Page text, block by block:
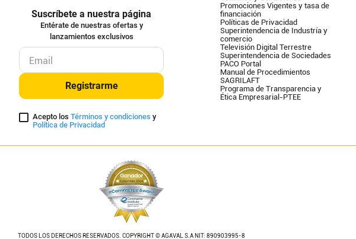
Suscríbete a nuestra página
Entérate de nuestras ofertas y
lanzamientos exclusivos
Registrarme
Acepto los Términos y condiciones y
Política de Privacidad
Promociones Vigentes y tasa de
financiación
Políticas de Privacidad
Superintendencia de Industría y
comercio
Televisión Digital Terrestre
Superintendencia de Sociedades
PACO Portal
Manual de Procedimientos
SAGRILAFT
Programa de Transparencia y
Ética Empresarial-PTEE
TODOS LOS DERECHOS RESERVADOS. COPYRIGHT © AGAVAL S.A NIT: 890903995-8